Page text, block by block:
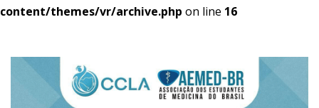
content/themes/vr/archive.php on line 16